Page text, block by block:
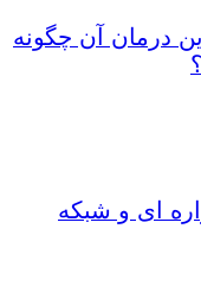
درمان آن چگونه
ای و شبکه